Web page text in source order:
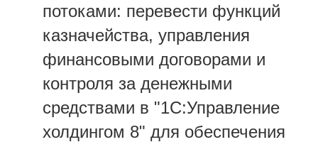
потоками: перевести функций
казначейства, управления
финансовыми договорами и
контроля за денежными
средствами в "1С:Управление
холдингом 8" для обеспечения